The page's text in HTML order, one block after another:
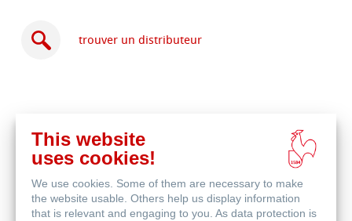
trouver un distributeur
acheter
en
ligne
This website
uses cookies!
We use cookies. Some of them are necessary to make
the website usable. Others help us display information
that is relevant and engaging to you. As data protection is